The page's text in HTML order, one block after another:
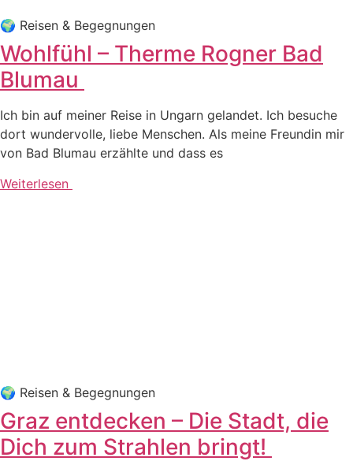
🌍 Rei­sen & Begegnungen
Wohlfühl – Therme Rogner Bad
Blumau
Ich bin auf mei­ner Rei­se in Ungarn gelan­det. Ich besu­che
dort wun­der­vol­le, lie­be Men­schen. Als mei­ne Freun­din mir
von Bad Blu­mau erzähl­te und dass es
Weiterlesen
🌍 Rei­sen & Begegnungen
Graz entdecken – Die Stadt, die
Dich zum Strahlen bringt!